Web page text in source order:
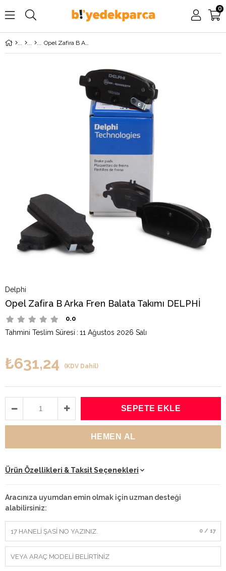
0
Opel Zafira B Arka Fren Balata Takımı DELPHİ
Delphi
Opel Zafira B Arka Fren Balata Takımı DELPHİ
0.0
Tahmini Teslim Süresi : 11 Ağustos 2026 Salı
₺631,24 (KDV Dahil)
Ürün Özellikleri & Taksit Seçenekleri
Aracınıza uyumdan emin olmak için uzman desteği
alabilirsiniz:
0 / 17